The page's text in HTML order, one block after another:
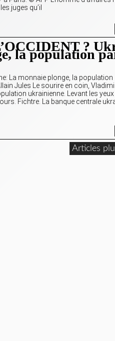
juges qu’il
?
la population
La monnaie plonge, la
Jules Le sourire en coin,
ukrainienne. Levant les yeux
Fichtre. La banque centrale
Articles